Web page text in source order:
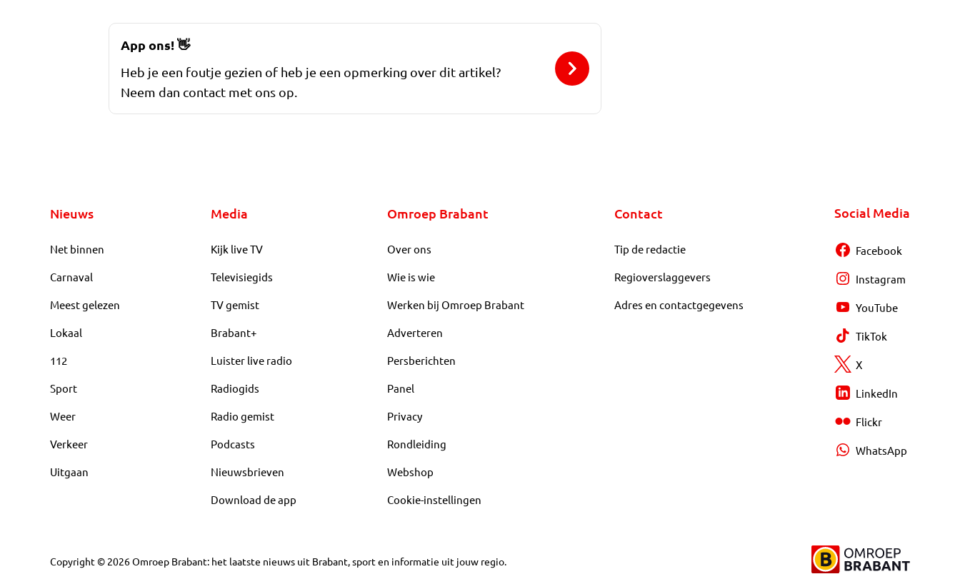
App ons!👋
Heb je een foutje gezien of heb je een opmerking over dit artikel?
Neem dan contact met ons op.
Nieuws
Net binnen
Carnaval
Meest gelezen
Lokaal
112
Sport
Weer
Verkeer
Uitgaan
Media
Kijk live TV
Televisiegids
TV gemist
Brabant+
Luister live radio
Radiogids
Radio gemist
Podcasts
Nieuwsbrieven
Download de app
Omroep Brabant
Over ons
Wie is wie
Werken bij Omroep Brabant
Adverteren
Persberichten
Panel
Privacy
Rondleiding
Webshop
Cookie-instellingen
Contact
Tip de redactie
Regioverslaggevers
Adres en contactgegevens
Social Media
Facebook
Instagram
YouTube
TikTok
X
LinkedIn
Flickr
WhatsApp
Copyright © 2026Omroep Brabant: het laatste nieuws uit Brabant, sport en informatie uit jouw regio.